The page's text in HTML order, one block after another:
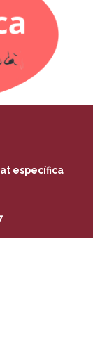
específica